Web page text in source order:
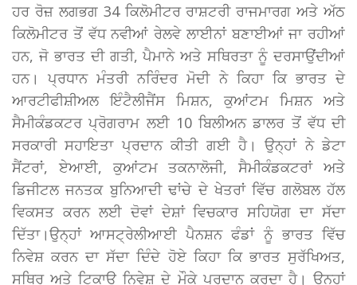
ਹਰ ਰੋਜ਼ ਲਗਭਗ 34 ਕਿਲੋਮੀਟਰ ਰਾਸ਼ਟਰੀ ਰਾਜਮਾਰਗ ਅਤੇ ਅੱਠ
ਕਿਲੋਮੀਟਰ ਤੋਂ ਵੱਧ ਨਵੀਆਂ ਰੇਲਵੇ ਲਾਈਨਾਂ ਬਣਾਈਆਂ ਜਾ ਰਹੀਆਂ
ਹਨ, ਜੋ ਭਾਰਤ ਦੀ ਗਤੀ, ਪੈਮਾਨੇ ਅਤੇ ਸਥਿਰਤਾ ਨੂੰ ਦਰਸਾਉਂਦੀਆਂ
ਹਨ। ਪ੍ਰਧਾਨ ਮੰਤਰੀ ਨਰਿੰਦਰ ਮੋਦੀ ਨੇ ਕਿਹਾ ਕਿ ਭਾਰਤ ਦੇ
ਆਰਟੀਫੀਸ਼ੀਅਲ ਇੰਟੈਲੀਜੈਂਸ ਮਿਸ਼ਨ, ਕੁਆਂਟਮ ਮਿਸ਼ਨ ਅਤੇ
ਸੈਮੀਕੰਡਕਟਰ ਪ੍ਰੋਗਰਾਮ ਲਈ 10 ਬਿਲੀਅਨ ਡਾਲਰ ਤੋਂ ਵੱਧ ਦੀ
ਸਰਕਾਰੀ ਸਹਾਇਤਾ ਪ੍ਰਦਾਨ ਕੀਤੀ ਗਈ ਹੈ। ਉਨ੍ਹਾਂ ਨੇ ਡੇਟਾ
ਸੈਂਟਰਾਂ, ਏਆਈ, ਕੁਆਂਟਮ ਤਕਨਾਲੋਜੀ, ਸੈਮੀਕੰਡਕਟਰਾਂ ਅਤੇ
ਡਿਜੀਟਲ ਜਨਤਕ ਬੁਨਿਆਦੀ ਢਾਂਚੇ ਦੇ ਖੇਤਰਾਂ ਵਿੱਚ ਗਲੋਬਲ ਹੱਲ
ਵਿਕਸਤ ਕਰਨ ਲਈ ਦੋਵਾਂ ਦੇਸ਼ਾਂ ਵਿਚਕਾਰ ਸਹਿਯੋਗ ਦਾ ਸੱਦਾ
ਦਿੱਤਾ।ਉਨ੍ਹਾਂ ਆਸਟ੍ਰੇਲੀਆਈ ਪੈਨਸ਼ਨ ਫੰਡਾਂ ਨੂੰ ਭਾਰਤ ਵਿੱਚ
ਨਿਵੇਸ਼ ਕਰਨ ਦਾ ਸੱਦਾ ਦਿੰਦੇ ਹੋਏ ਕਿਹਾ ਕਿ ਭਾਰਤ ਸੁਰੱਖਿਅਤ,
ਸਥਿਰ ਅਤੇ ਟਿਕਾਊ ਨਿਵੇਸ਼ ਦੇ ਮੌਕੇ ਪ੍ਰਦਾਨ ਕਰਦਾ ਹੈ। ਉਨ੍ਹਾਂ